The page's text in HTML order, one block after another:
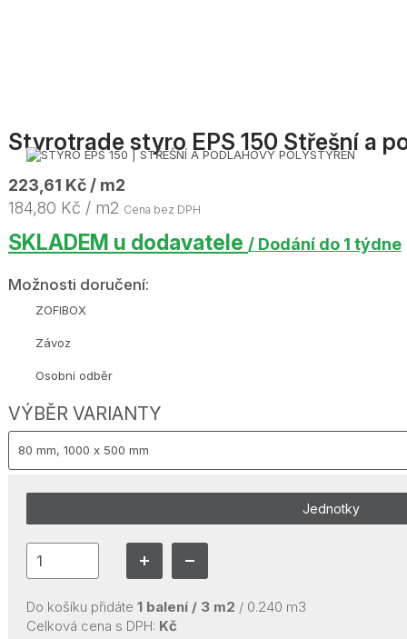
Styrotrade styro EPS 150 Střešní a
223,61 Kč / m2
184,80 Kč / m2 Cena bez DPH
SKLADEM u dodavatele / Dodání do 1 týdne
Možnosti doručení:
ZOFIBOX
Závoz
Osobní odběr
VÝBĚR VARIANTY
Jednotky
Do košíku přidáte 1 balení / 3 m2 / 0.240 m3
Celková cena s DPH: Kč